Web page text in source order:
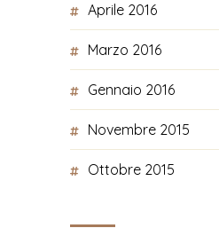
Aprile 2016
Marzo 2016
Gennaio 2016
Novembre 2015
Ottobre 2015